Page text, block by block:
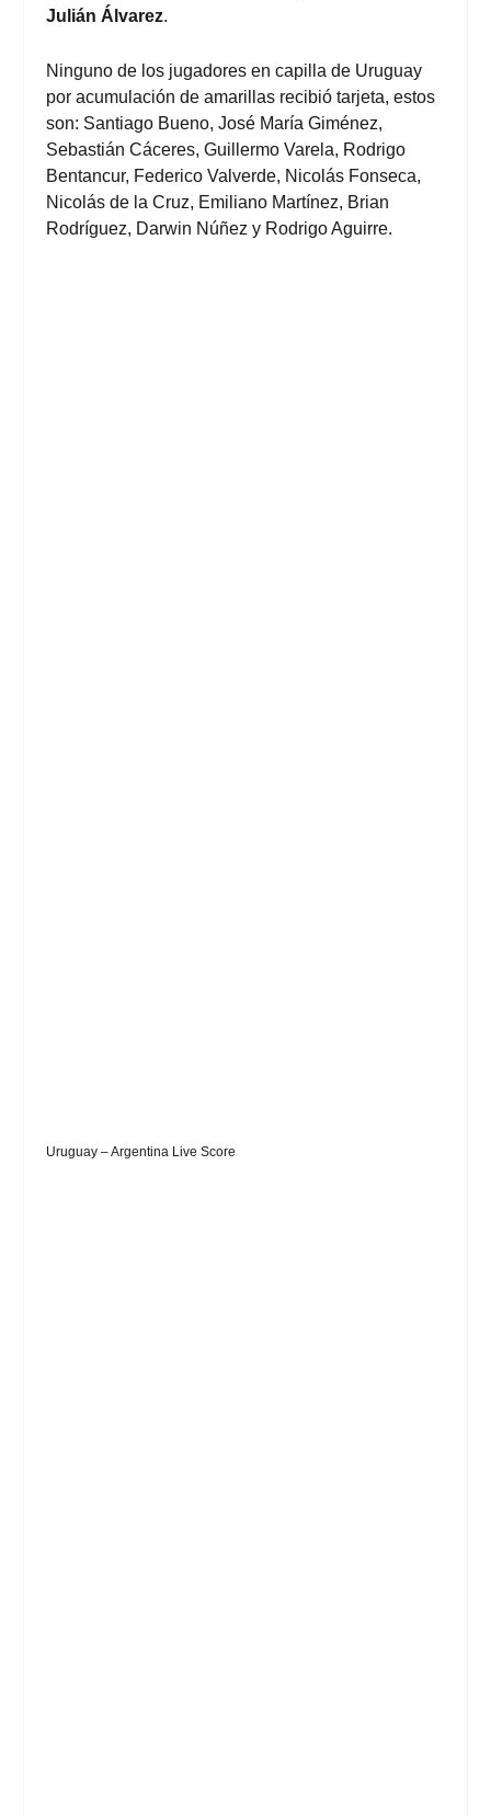
Julián Álvarez.
Ninguno de los jugadores en capilla de Uruguay
por acumulación de amarillas recibió tarjeta, estos
son: Santiago Bueno, José María Giménez,
Sebastián Cáceres, Guillermo Varela, Rodrigo
Bentancur, Federico Valverde, Nicolás Fonseca,
Nicolás de la Cruz, Emiliano Martínez, Brian
Rodríguez, Darwin Núñez y Rodrigo Aguirre.
Uruguay – Argentina Live Score